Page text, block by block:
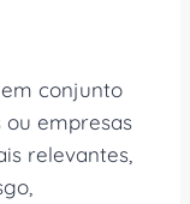
conjunto
ou empresas
relevantes,